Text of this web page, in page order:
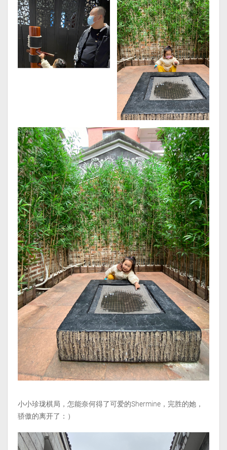
小小珍珑棋局，怎能奈何得了可爱的Shermine，完胜的她，
骄傲的离开了：）